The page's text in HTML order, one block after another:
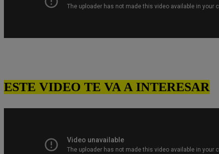
ESTE VIDEO TE VA A INTERESAR